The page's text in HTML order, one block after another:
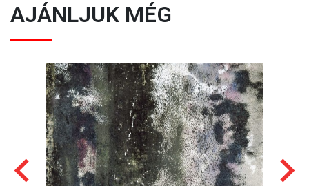
AJÁNLJUK MÉG